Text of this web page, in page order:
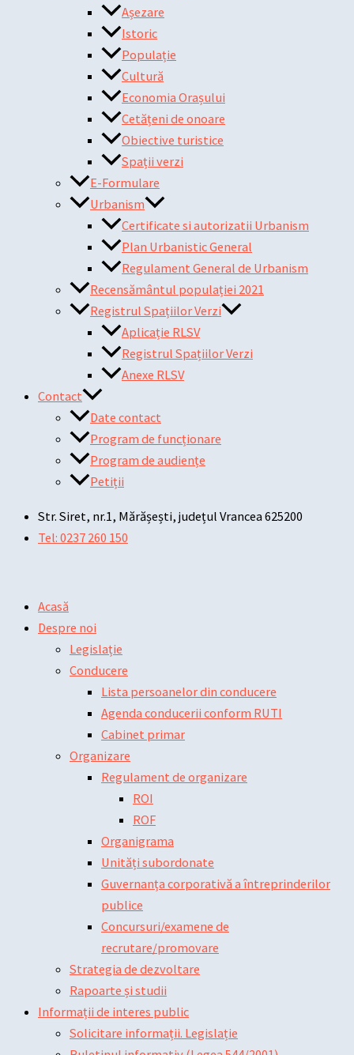
Așezare
Istoric
Populație
Cultură
Economia Orașului
Cetățeni de onoare
Obiective turistice
Spații verzi
E-Formulare
Urbanism
Certificate si autorizatii Urbanism
Plan Urbanistic General
Regulament General de Urbanism
Recensământul populației 2021
Registrul Spațiilor Verzi
Aplicație RLSV
Registrul Spațiilor Verzi
Anexe RLSV
Contact
Date contact
Program de funcționare
Program de audiențe
Petiții
Str. Siret, nr.1, Mărășești, județul Vrancea 625200
Tel: 0237 260 150
Acasă
Despre noi
Legislație
Conducere
Lista persoanelor din conducere
Agenda conducerii conform RUTI
Cabinet primar
Organizare
Regulament de organizare
ROI
ROF
Organigrama
Unități subordonate
Guvernanța corporativă a întreprinderilor
publice
Concursuri/examene de
recrutare/promovare
Strategia de dezvoltare
Rapoarte și studii
Informații de interes public
Solicitare informații. Legislație